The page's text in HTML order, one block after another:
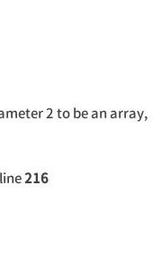
2 to be an array,
216